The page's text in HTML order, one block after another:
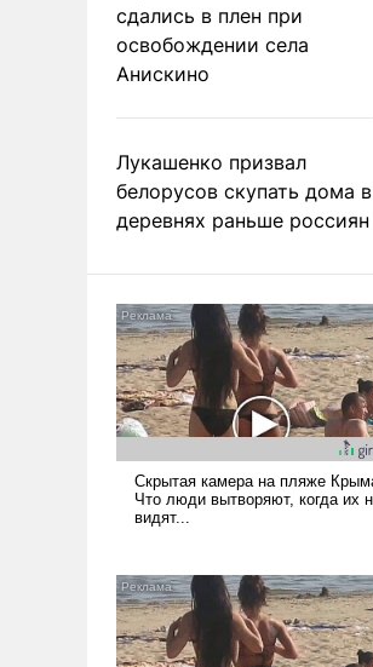
сдались в плен при
освобождении села
Анискино
Лукашенко призвал
белорусов скупать дома в
деревнях раньше россиян